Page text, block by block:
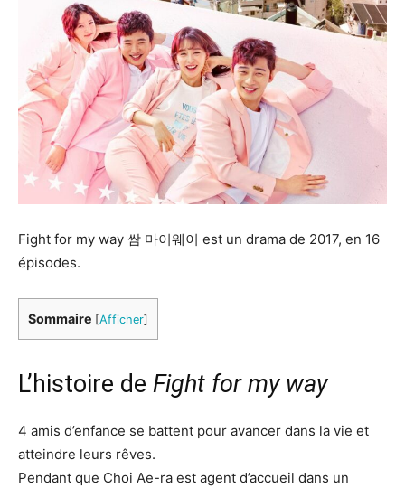
Fight for my way 쌈 마이웨이 est un drama de 2017, en 16
épisodes.
Sommaire [Afficher]
L’histoire de Fight for my way
4 amis d’enfance se battent pour avancer dans la vie et
atteindre leurs rêves.
Pendant que Choi Ae-ra est agent d’accueil dans un